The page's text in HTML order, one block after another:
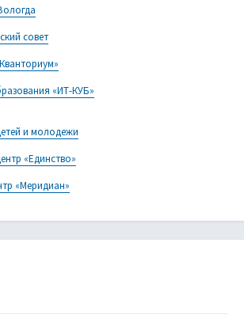
совет
«ИТ-КУБ»
и молодежи
«Единство»
«Меридиан»